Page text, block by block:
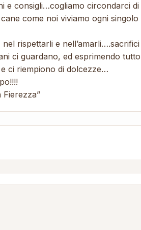
e consigli…cogliamo circondarci di
come noi viviamo ogni singolo
rispettarli e nell’amarli….sacrifici
ci guardano, ed esprimendo tutto
ci riempiono di dolcezze…
Fierezza”